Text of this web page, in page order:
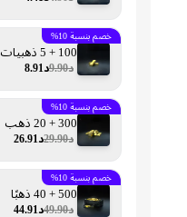
د9.90 د8.91
خصم بنسبة 10%
د29.90
خصم بنسبة 10%
500 + 40 ذهبًا
د49.90
خصم بنسبة 10%